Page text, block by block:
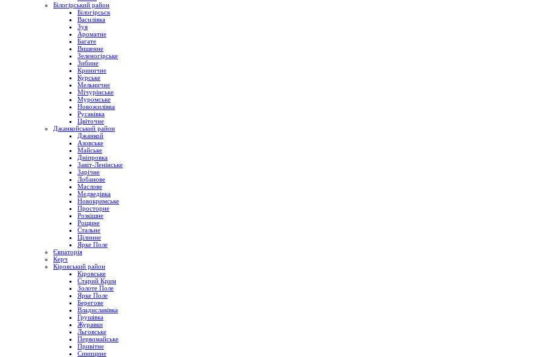
Білогірський район
Білогірсьск
Василівка
Зуя
Ароматне
Багате
Вишенне
Зеленогірське
Зибине
Криничне
Курське
Мельничне
Мічурінське
Муромське
Новожилівка
Русаківка
Цвіточне
Джанкойський район
Джанкой
Азовське
Майське
Дніпровка
Завіт-Ленінське
Зарічне
Лобанове
Маслове
Медведівка
Новокримське
Просторне
Розкішне
Рощине
Стальне
Цілинне
Ярке Поле
Євпаторія
Керч
Кіровський район
Кіровське
Старий Крим
Золоте Поле
Ярке Поле
Берегове
Владиславівка
Грушівка
Журавки
Льговське
Первомайське
Привітне
Синицине